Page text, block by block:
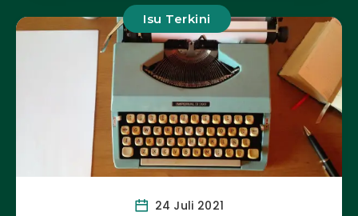
Isu Terkini
24 Juli 2021